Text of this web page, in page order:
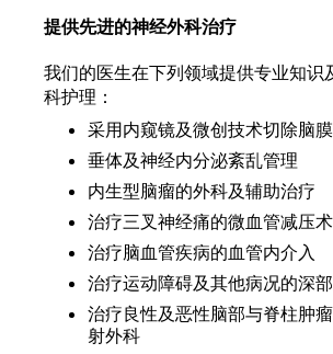
提供先进的神经外科治疗
我们的医生在下列领域提供专业知识
科护理：
采用内窥镜及微创技术切除脑
垂体及神经内分泌紊乱管理
内生型脑瘤的外科及辅助治疗
治疗三叉神经痛的微血管减压术
治疗脑血管疾病的血管内介入
治疗运动障碍及其他病况的深
治疗良性及恶性脑部与脊柱肿
射外科